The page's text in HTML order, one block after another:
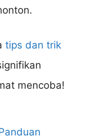
tips dan trik
mencoba!